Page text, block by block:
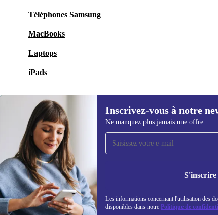
Téléphones Samsung
MacBooks
Laptops
iPads
Inscrivez-vous à notre
Ne manquez plus jamais une offre
S'inscrire
Les informations concernant l'utilisation des
disponibles dans notre Politique de
Recevoir offres et infos de
refurbed par mail
Ne manquez plus aucune offre.
Retrouvez